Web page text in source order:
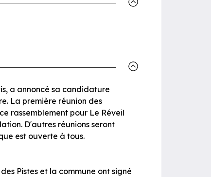
a annoncé sa candidature
La première réunion des
rassemblement pour Le Réveil
D'autres réunions seront
est ouverte à tous.
Pistes et la commune ont signé